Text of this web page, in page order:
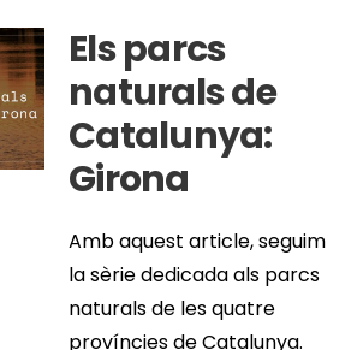
Els parcs
naturals de
Catalunya:
Girona
Amb aquest article, seguim
la sèrie dedicada als parcs
naturals de les quatre
províncies de Catalunya.